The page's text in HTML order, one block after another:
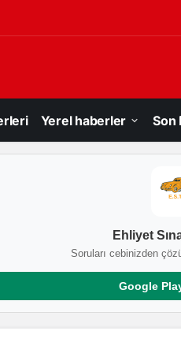
Yerel haberler Son
Ehliyet
Soruları cebinizden
Google